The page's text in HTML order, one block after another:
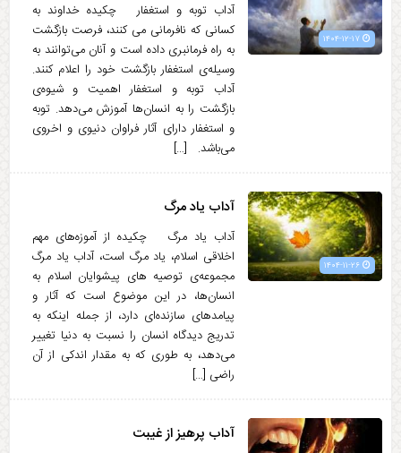
آداب توبه و استغفار چکیده خداوند به
کسانی که نافرمانی می کنند، فرصت بازگشت
به راه فرمانبری داده است و آنان می‌توانند به
وسیله‌ی استغفار بازگشت خود را اعلام کنند.
آداب توبه و استغفار اهمیت و شیوه‌ی
بازگشت را به انسان‌ها آموزش می‌دهد. توبه
و استغفار دارای آثار فراوان دنیوی و اخروی
می‌باشد. […]
آداب یاد مرگ
آداب یاد مرگ چکیده از آموزه‌های مهم
اخلاقی اسلام، یاد مرگ است، آداب یاد مرگ
مجموعه‌ی توصیه های پیشوایان اسلام به
انسان‌ها، در این موضوع است که آثار و
پیامدهای سازنده‌ای دارد، از جمله اینکه به
تدریج دیدگاه انسان را نسبت به دنیا تغییر
می‌دهد، به طوری که به مقدار اندکی از آن
راضی […]
آداب پرهیز از غیبت